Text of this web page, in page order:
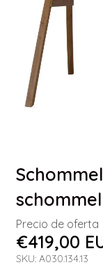
Precio de oferta
€419,00
SKU: A030.134.13